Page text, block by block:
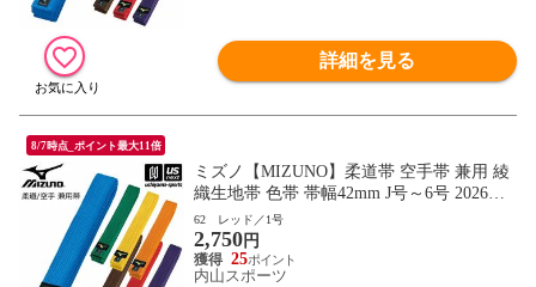
詳細を見る
8/7時点_ポイント最大11倍
ミズノ【MIZUNO】柔道帯 空手帯 兼用 綾
織生地帯 色帯 帯幅42mm J号～6号 2026年
継続モデル【22JV9A18 帯 柔道 空手 空手
道 刺繍加工不可】【翌日配達対象】[自社]
62 レッド／1号
2,750円
25
内山スポーツ